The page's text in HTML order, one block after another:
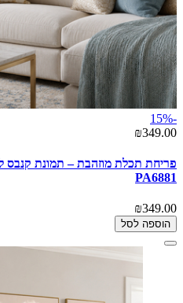
-15%
₪349.00
פריחת תכלת מוזהבת – תמונת קנבס
PA6881
₪349.00
הוספה לסל